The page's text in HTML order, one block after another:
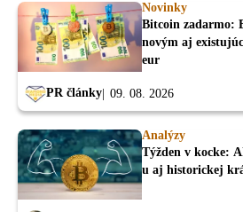
Novinky
Bitcoin zadarmo:
novým aj
eur
PR články 09. 08. 2026
Analýzy
Týžden v kocke:
u aj historickej